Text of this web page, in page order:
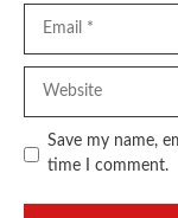
Save my name,
time I comment.